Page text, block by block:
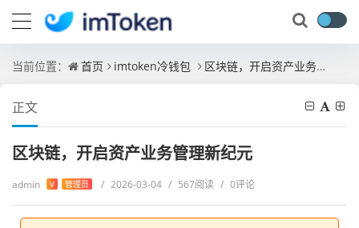
当前位置： 首页 imtoken冷钱包 区块链，开启资产业务管理新纪元
正文
区块链，开启资产业务管理新纪元
admin V 管理员 / 2026-03-04 / 567阅读 / 0评论